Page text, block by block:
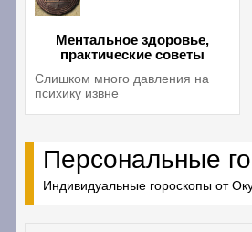
Ментальное здоровье,
практические советы
Слишком много давления на
психику извне
Персональные
Индивидуальные гороскопы от